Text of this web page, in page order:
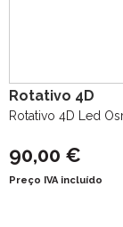
Rotativo 4D
Rotativo 4D Led
90,00 €
Preço IVA incluído